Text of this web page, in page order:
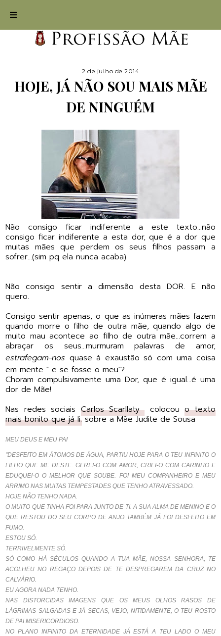
2 de julho de 2014
HOJE, JÁ NÃO SOU MAIS MÃE
DE NINGUÉM
Não consigo ficar indiferente a este texto...não
consigo ficar indiferente a esta dor, que é a dor que
muitas mães que perdem os seus filhos passam a
sofrer...(sim pq ela nunca acaba)
Não consigo sentir a dimensão desta DOR. E não
quero.
Consigo sentir apenas, o que as inúmeras mães fazem
quando morre o filho de outra mãe, quando algo de
muito mau acontece ao filho de outra mãe...correm a
abraçar os seus...murmuram palavras de amor,
estrafegam-nos quase à exaustão só com uma coisa
em mente " e se fosse o meu"?
Choram compulsivamente uma Dor, que é igual...é uma
dor de Mãe!
Nas redes sociais Carlos Scarllaty colocouo texto
mais bonito que já li.sobre a Mãe Judite de Sousa
MEU DEUS E MEU PAI
"DESFEITO EM ÁTOMOS DE ÁGUA, PARTIU HOJE PARA O TEU INFINITO O
FILHO QUE ME DESTE. GEREI-O COM AMOR, CRIEI-O COM CARINHO E
EDUQUEI-O O MELHOR QUE SOUBE. FOI MEU COMPANHEIRO E MEU
ARRIMO NAS MUITAS TEMPESTADES QUE TENHO ATRAVESSADO.
HOJE NÃO TENHO NADA.
O MUITO QUE TINHA FOI PARA JUNTO DE TI. A SUA ALMA DE MENINO E O
QUE RESTOU DO SEU CORPO DE ANJO TAMBÉM JÁ FOI DESFEITO EM
FUMO.
ESTOU SÓ.
TERRIVELMENTE SÓ.
SÓ COMO HÁ SÉCULOS QUANDO A TUA MÃE, NOSSA SENHORA, TE
ACOLHEU NO REGAÇO DEPOIS DE TE DESPREGAREM DA CRUZ NO
CALVÁRIO.
EU AGORA NADA TENHO.
NAS DISTORCIDAS IMAGENS QUE OS MEUS OLHOS RASOS DE
LÁGRIMAS SALGADAS E JÁ SECAS, VEJO, NITIDAMENTE, O TEU ROSTO
DE PAI MISERICORDIOSO.
NO PLANO INFINITO DA ETERNIDADE JÁ ESTÁ A TEU LADO O MEU